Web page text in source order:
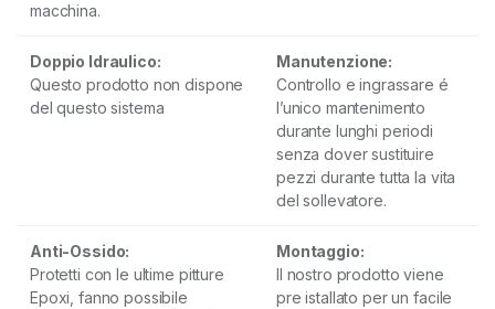
macchina.
Doppio Idraulico:
Questo prodotto non dispone
del questo sistema
Manutenzione:
Controllo e ingrassare é
l’unico mantenimento
durante lunghi periodi
senza dover sustituire
pezzi durante tutta la vita
del sollevatore.
Anti-Ossido:
Protetti con le ultime pitture
Epoxi, fanno possibile
Montaggio:
Il nostro prodotto viene
pre istallato per un facile